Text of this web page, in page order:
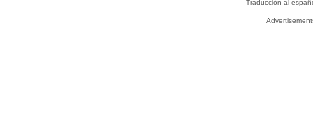
Traducción al